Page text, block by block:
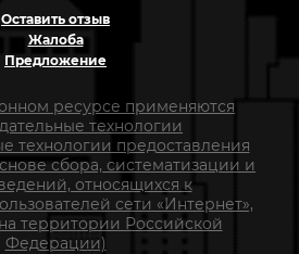
Оставить отзыв
Жалоба
Предложение
ресурсе применяются
технологии
технологии предоставления
сбора, систематизации и
относящихся к
сети «Интернет»,
территории Российской
Федерации)